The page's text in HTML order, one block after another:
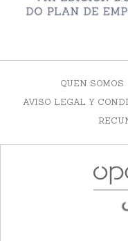
QUEN SOMOS
AVISO LEGAL Y